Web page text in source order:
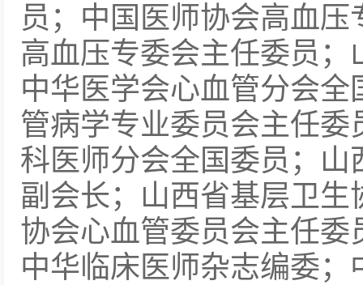
员；中国医师协会高血
高血压专委会主任委员
中华医学会心血管分会
管病学专业委员会主任
科医师分会全国委员；
副会长；山西省基层卫
协会心血管委员会主任
中华临床医师杂志编委